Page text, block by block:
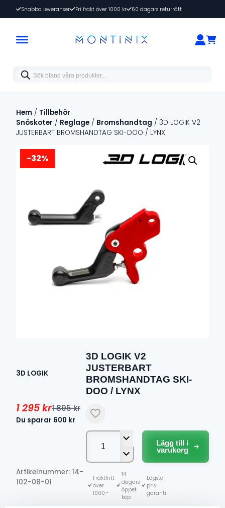
Snabba leveranser Fri frakt över 1000 kr 60 dagars returrätt
Products
search
Hem / Tillbehör
Snöskoter / Reglage / Bromshandtag / 3D LOGIK V2
JUSTERBART BROMSHANDTAG SKI-DOO / LYNX
-32%
3D LOGIK
3D LOGIK V2
JUSTERBART
BROMSHANDTAG SKI-
DOO / LYNX
1 895kr
Det
1
1 295kr
Det
1
Du sparar 600 kr
Artikelnummer: 14-
102-08-01
3D
LOGIK
JUSTERBART
BROMSHANDTAG
SKI-
DOO
Lägg till i
varukorg
Fraktfritt
över
1000:-
14
dagars
öppet
köp
Lägsta
pris-
garanti